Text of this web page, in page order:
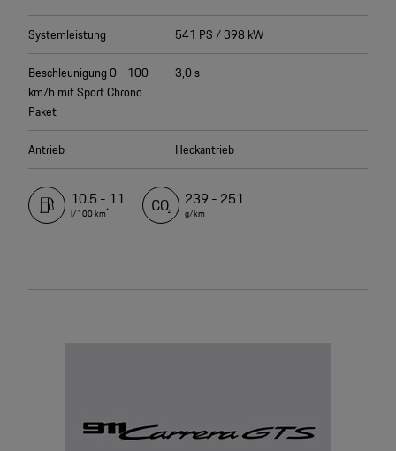
541 PS / 398 kW
Systemleistung
3,0 s
Beschleunigung 0 - 100
km/h mit Sport Chrono
Paket
Heckantrieb
Antrieb
10,5 - 11
l/100 km*
239 - 251
g/km